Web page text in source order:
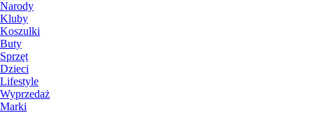
Narody
Kluby
Koszulki
Buty
Sprzęt
Dzieci
Lifestyle
Wyprzedaż
Marki